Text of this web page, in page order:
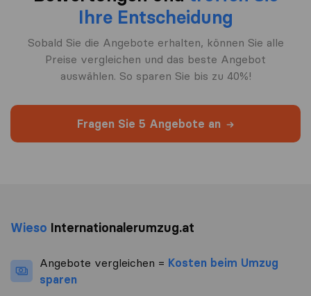
Ihre Entscheidung
Sobald Sie die Angebote erhalten, können Sie alle
Preise vergleichen und das beste Angebot
auswählen. So sparen Sie bis zu 40%!
Fragen Sie 5 Angebote an
Wieso Internationalerumzug.at
Angebote vergleichen = Kosten beim Umzug
sparen